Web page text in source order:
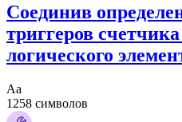
Соединив
триггеров
логического
Аа
1258 символов